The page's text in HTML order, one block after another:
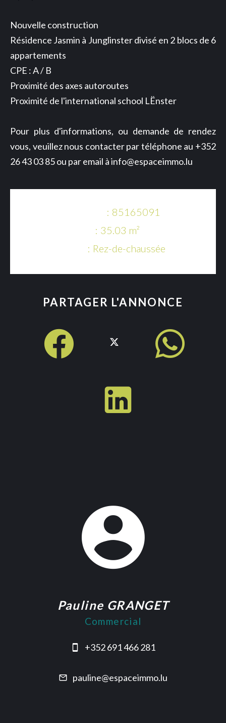
Nouvelle construction
Résidence Jasmin à Junglinster divisé en 2 blocs de 6
appartements
CPE : A / B
Proximité des axes autoroutes
Proximité de l'international school LËnster
Pour plus d'informations, ou demande de rendez
vous, veuillez nous contacter par téléphone au +352
26 43 03 85 ou par email à info@espaceimmo.lu
85165091
35.03 m²
Rez-de-chaussée
PARTAGER L'ANNONCE
Pauline GRANGET
Commercial
+352 691 466 281
pauline@espaceimmo.lu